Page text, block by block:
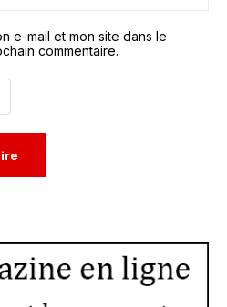
e-mail et mon site dans le
commentaire.